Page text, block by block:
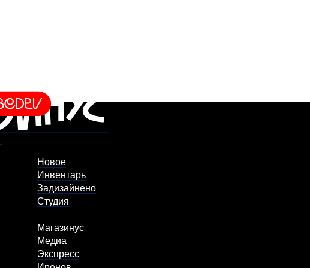
Новое
Инвентарь
Задизайнено
Студия
Магазинус
Медиа
Экспресс